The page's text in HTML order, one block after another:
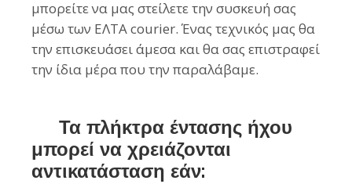
μπορείτε να μας στείλετε την συσκευή σας
μέσω των ΕΛΤΑ courier. Ένας τεχνικός μας θα
την επισκευάσει άμεσα και θα σας επιστραφεί
την ίδια μέρα που την παραλάβαμε.
Τα πλήκτρα έντασης ήχου
μπορεί να χρειάζονται
αντικατάσταση εάν: